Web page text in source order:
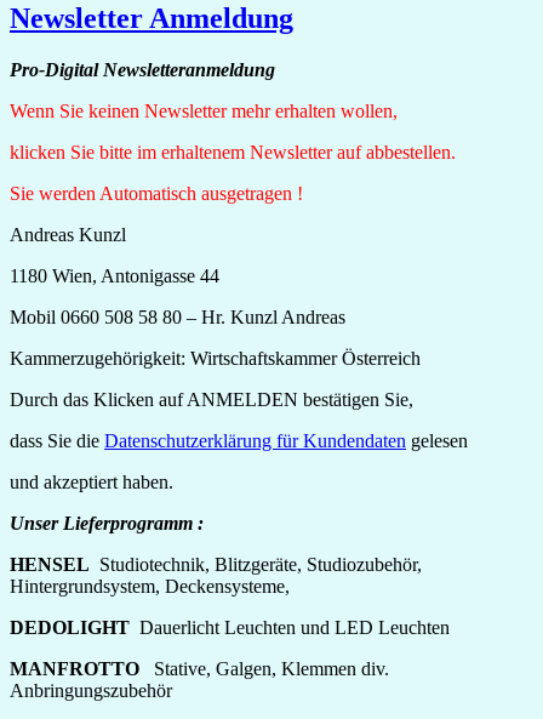
Newsletter Anmeldung
Pro-Digital Newsletteranmeldung
Wenn Sie keinen Newsletter mehr erhalten wollen,
klicken Sie bitte im erhaltenem Newsletter auf abbestellen.
Sie werden Automatisch ausgetragen !
Andreas Kunzl
1180 Wien, Antonigasse 44
Mobil 0660 508 58 80 – Hr. Kunzl Andreas
Kammerzugehörigkeit: Wirtschaftskammer Österreich
Durch das Klicken auf ANMELDEN bestätigen Sie,
dass Sie die Datenschutzerklärung für Kundendaten gelesen
und akzeptiert haben.
Unser Lieferprogramm :
HENSEL Studiotechnik, Blitzgeräte, Studiozubehör,
Hintergrundsystem, Deckensysteme,
DEDOLIGHT Dauerlicht Leuchten und LED Leuchten
MANFROTTO Stative, Galgen, Klemmen div.
Anbringungszubehör